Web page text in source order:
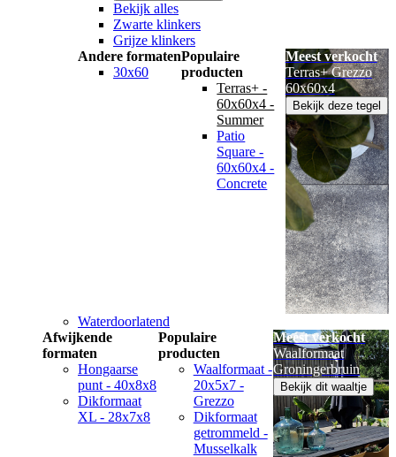
Bekijk alles
Zwarte klinkers
Grijze klinkers
Andere formaten
30x60
Populaire
producten
Terras+ -
60x60x4 -
Summer
Patio
Square -
60x60x4 -
Concrete
Meest verkocht
Terras+ Grezzo
60x60x4
Bekijk deze tegel
Waterdoorlatend
Afwijkende
formaten
Hongaarse
punt - 40x8x8
Dikformaat
XL - 28x7x8
Populaire
producten
Waalformaat -
20x5x7 -
Grezzo
Dikformaat
getrommeld -
Musselkalk
Meest verkocht
Waalformaat
Groningerbruin
Bekijk dit waaltje